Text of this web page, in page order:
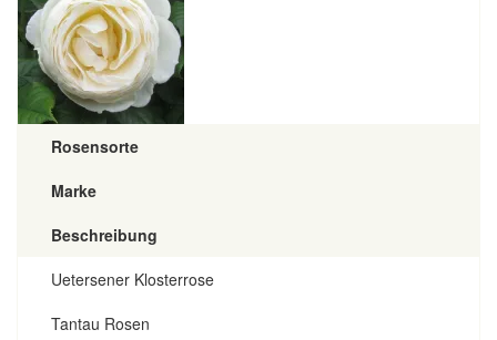
Rosensorte
Marke
Beschreibung
Uetersener Klosterrose
Tantau Rosen